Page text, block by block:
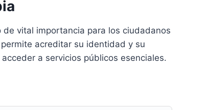
vital importancia para los ciudadanos
acreditar su identidad y su
a servicios públicos esenciales.